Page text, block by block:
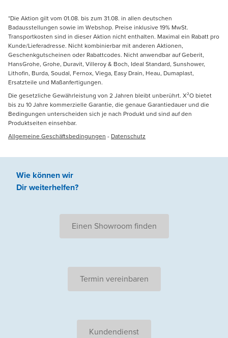
*Die Aktion gilt vom 01.08. bis zum 31.08. in allen deutschen
Badausstellungen sowie im Webshop. Preise inklusive 19% MwSt.
Transportkosten sind in dieser Aktion nicht enthalten. Maximal ein Rabatt pro
Kunde/Lieferadresse. Nicht kombinierbar mit anderen Aktionen,
Geschenkgutscheinen oder Rabattcodes. Nicht anwendbar auf Geberit,
HansGrohe, Grohe, Duravit, Villeroy & Boch, Ideal Standard, Sunshower,
Lithofin, Burda, Soudal, Fernox, Viega, Easy Drain, Heau, Dumaplast,
Ersatzteile und Maßanfertigungen.
Die gesetzliche Gewährleistung von 2 Jahren bleibt unberührt. X²O bietet
bis zu 10 Jahre kommerzielle Garantie, die genaue Garantiedauer und die
Bedingungen unterscheiden sich je nach Produkt und sind auf den
Produktseiten einsehbar.
Allgemeine Geschäftsbedingungen - Datenschutz
Wie können wir
Dir weiterhelfen?
Einen Showroom finden
Termin vereinbaren
Kundendienst